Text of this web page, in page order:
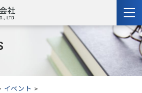
イベント